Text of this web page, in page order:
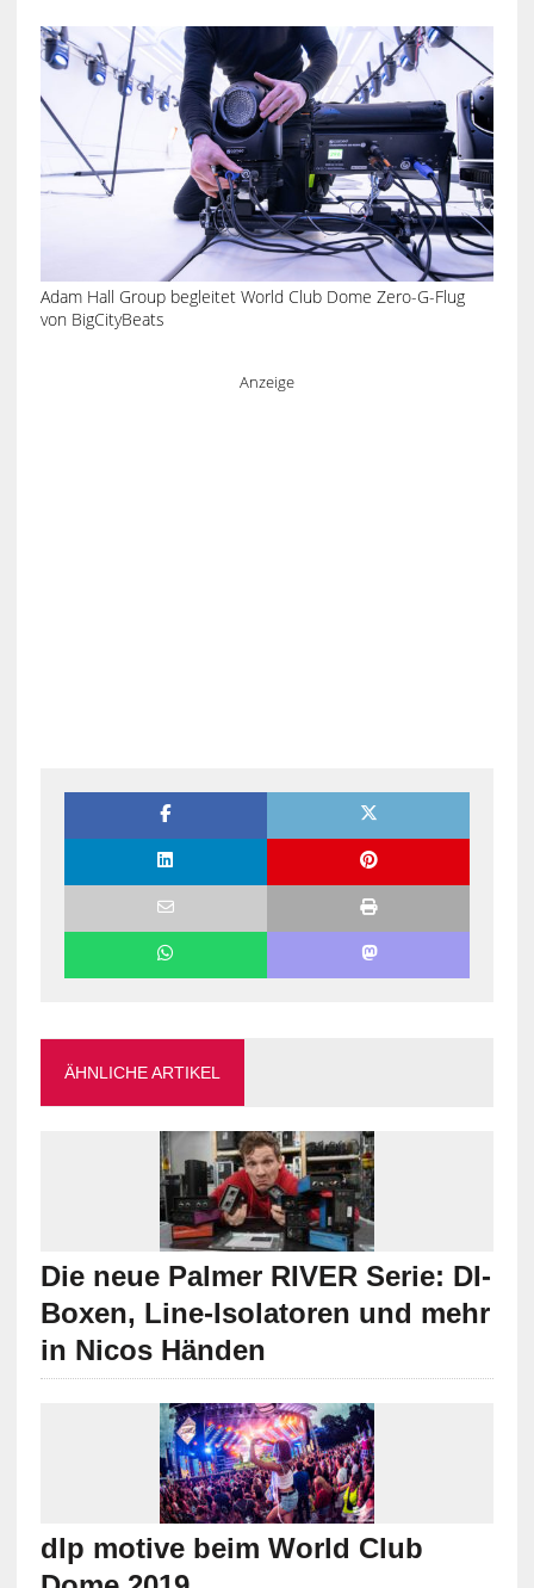
Adam Hall Group begleitet World Club Dome Zero-G-Flug
von BigCityBeats
Anzeige
ÄHNLICHE ARTIKEL
Die neue Palmer RIVER Serie: DI-
Boxen, Line-Isolatoren und mehr
in Nicos Händen
dlp motive beim World Club